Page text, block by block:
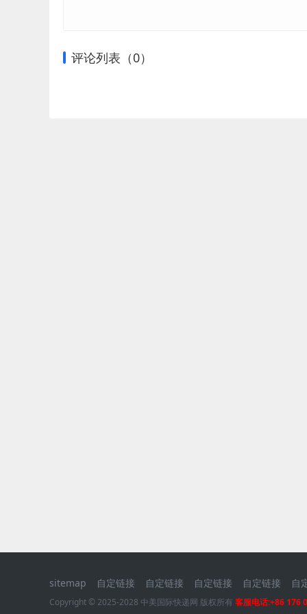
评论列表（0）
sitemap 自定链接 自定链接 自定链接 自定链接 自
Copyright © 2025-2028 中美国际快递网 版权所有 客服电话:+86 176